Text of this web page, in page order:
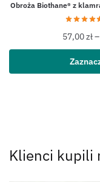
Obroża Biothane® z
57,00zł–
Klienci kupili